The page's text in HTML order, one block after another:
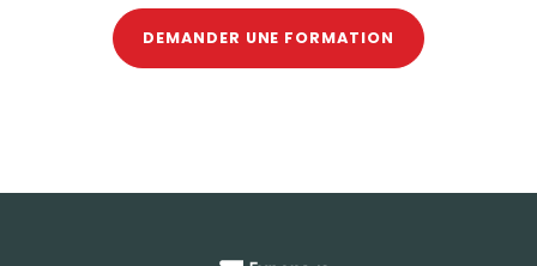
DEMANDER UNE FORMATION